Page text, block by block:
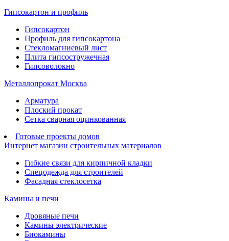
Гипсокартон и профиль
Гипсокартон
Профиль для гипсокартона
Стекломагниевый лист
Плита гипсостружечная
Гипсоволокно
Металлопрокат Москва
Арматура
Плоский прокат
Сетка сварная оцинкованная
Готовые проекты домов
Интернет магазин строительных материалов
Гибкие связи для кирпичной кладки
Спецодежда для строителей
Фасадная стеклосетка
Камины и печи
Дровяные печи
Камины электрические
Биокамины